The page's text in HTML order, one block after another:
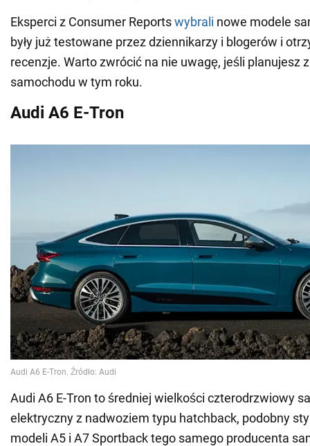
Eksperci z Consumer Reportswybrali nowe modele
były już testowane przez dziennikarzy i blogerów i
recenzje. Warto zwrócić na nie uwagę, jeśli planujesz
samochodu w tym roku.
Audi A6 E-Tron
Audi A6 E-Tron to średniej wielkości czterodrzwiowy
elektryczny z nadwoziem typu hatchback, podobny
modeli A5 i A7 Sportback tego samego producenta